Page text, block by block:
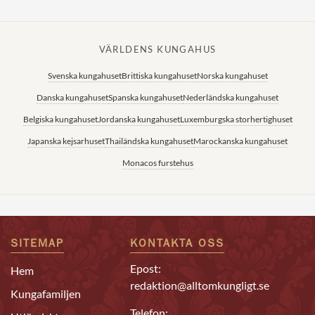
VÄRLDENS KUNGAHUS
Svenska kungahusetBrittiska kungahusetNorska kungahuset
Danska kungahusetSpanska kungahusetNederländska kungahuset
Belgiska kungahusetJordanska kungahusetLuxemburgska storhertighuset
Japanska kejsarhusetThailändska kungahusetMarockanska kungahuset
Monacos furstehus
SITEMAP
Hem
Kungafamiljen
KONTAKTA OSS
Epost:
redaktion@alltomkungligt.se